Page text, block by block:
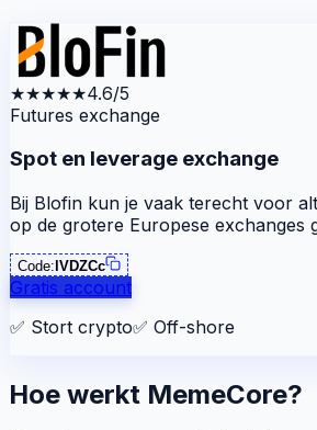
★★★★★4.6/5
Futures exchange
Spot en leverage exchange
Bij Blofin kun je vaak terecht voor
op de grotere Europese exchanges
Code: lVDZCc
Gratis account
✅ Stort crypto✅ Off-shore
Hoe werkt MemeCore?